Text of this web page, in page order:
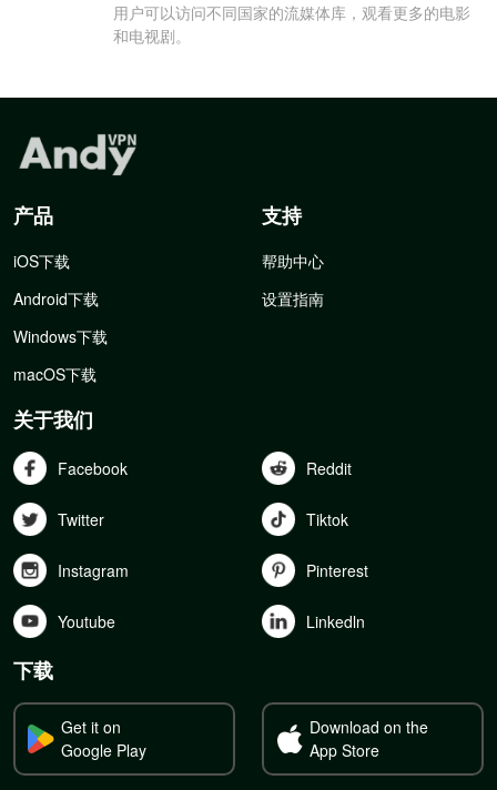
用户可以访问不同国家的流媒体库，观看更多的电影
和电视剧。
产品
iOS下载
Android下载
Windows下载
macOS下载
支持
帮助中心
设置指南
关于我们
Facebook Reddit
Twitter Tiktok
Instagram Pinterest
Youtube Linkedln
下载
Get it on
Google Play
Download on the
App Store